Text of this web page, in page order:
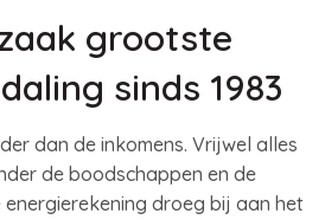
grootste
sinds 1983
dan de inkomens. Vrijwel alles
de boodschappen en de
energierekening droeg bij aan het